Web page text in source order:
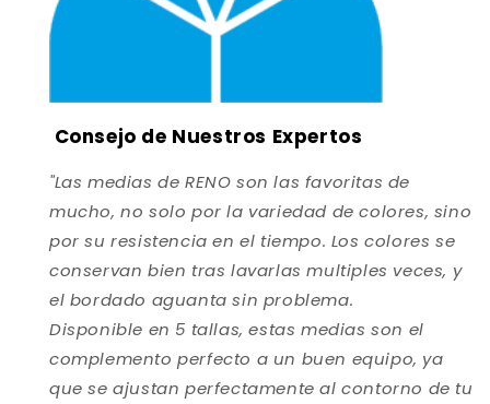
Consejo de Nuestros Expertos
"Las medias de RENO son las favoritas de
mucho, no solo por la variedad de colores, sino
por su resistencia en el tiempo. Los colores se
conservan bien tras lavarlas multiples veces, y
el bordado aguanta sin problema.
Disponible en 5 tallas, estas medias son el
complemento perfecto a un buen equipo, ya
que se ajustan perfectamente al contorno de tu